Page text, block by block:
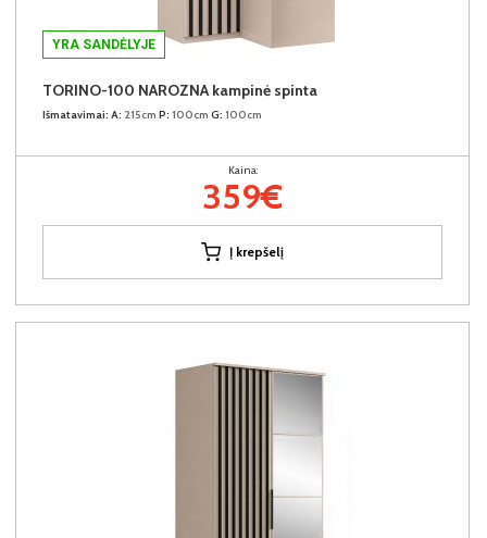
YRA SANDĖLYJE
TORINO-100 NAROZNA kampinė spinta
Išmatavimai: A: 215cm P: 100cm G: 100cm
Kaina:
359€
Į krepšelį